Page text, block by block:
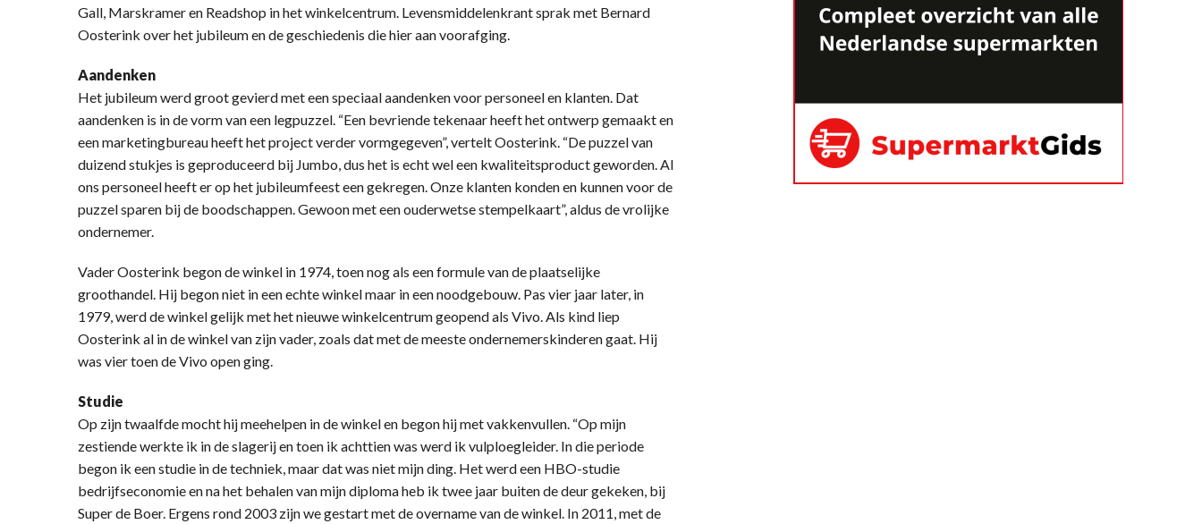
Gall, Marskramer en Readshop in het winkelcentrum. Levensmiddelenkrant sprak met Bernard
Oosterink over het jubileum en de geschiedenis die hier aan voorafging.
Aandenken
Het jubileum werd groot gevierd met een speciaal aandenken voor personeel en klanten. Dat
aandenken is in de vorm van een legpuzzel. “Een bevriende tekenaar heeft het ontwerp gemaakt en
een marketingbureau heeft het project verder vormgegeven”, vertelt Oosterink. “De puzzel van
duizend stukjes is geproduceerd bij Jumbo, dus het is echt wel een kwaliteitsproduct geworden. Al
ons personeel heeft er op het jubileumfeest een gekregen. Onze klanten konden en kunnen voor de
puzzel sparen bij de boodschappen. Gewoon met een ouderwetse stempelkaart”, aldus de vrolijke
ondernemer.
Vader Oosterink begon de winkel in 1974, toen nog als een formule van de plaatselijke
groothandel. Hij begon niet in een echte winkel maar in een noodgebouw. Pas vier jaar later, in
1979, werd de winkel gelijk met het nieuwe winkelcentrum geopend als Vivo. Als kind liep
Oosterink al in de winkel van zijn vader, zoals dat met de meeste ondernemerskinderen gaat. Hij
was vier toen de Vivo open ging.
Studie
Op zijn twaalfde mocht hij meehelpen in de winkel en begon hij met vakkenvullen. “Op mijn
zestiende werkte ik in de slagerij en toen ik achttien was werd ik vulploegleider. In die periode
begon ik een studie in de techniek, maar dat was niet mijn ding. Het werd een HBO-studie
bedrijfseconomie en na het behalen van mijn diploma heb ik twee jaar buiten de deur gekeken, bij
Super de Boer. Ergens rond 2003 zijn we gestart met de overname van de winkel. In 2011, met de